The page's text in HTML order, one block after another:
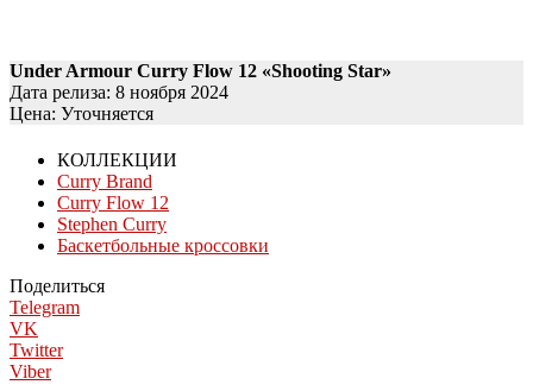
Under Armour Curry Flow 12 «Shooting Star»
Дата релиза: 8 ноября 2024
Цена: Уточняется
КОЛЛЕКЦИИ
Curry Brand
Curry Flow 12
Stephen Curry
Баскетбольные кроссовки
Поделиться
Telegram
VK
Twitter
Viber